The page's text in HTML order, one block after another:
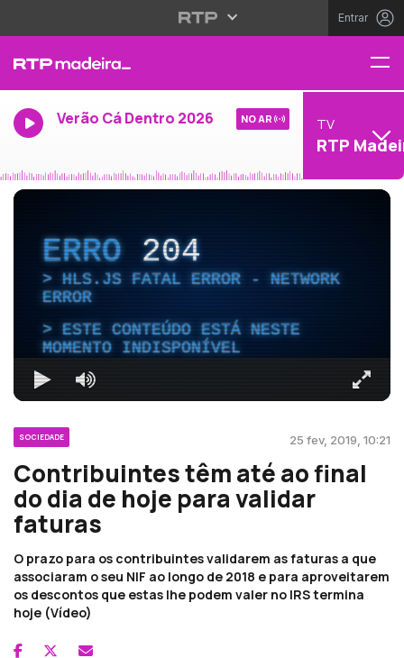
Entrar
Verão Cá Dentro 2026 NO AR TV
RTP
ERRO204
HLS.JS FATAL ERROR - NETWORK
ERROR
ESTE CONTEÚDO ESTÁ NESTE
MOMENTO INDISPONÍVEL
SOCIEDADE 25 fev, 2019, 10:21
Contribuintes têm até ao final
do dia de hoje para validar
faturas
O prazo para os contribuintes validarem as faturas a que
associaram o seu NIF ao longo de 2018 e para aproveitarem
os descontos que estas lhe podem valer no IRS termina
hoje (Vídeo)